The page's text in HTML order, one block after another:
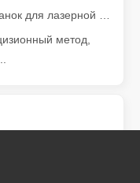
метод,